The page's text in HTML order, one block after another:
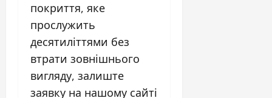
покриття, яке
прослужить
десятиліттями без
втрати зовнішнього
вигляду, залиште
заявку на нашому сайті